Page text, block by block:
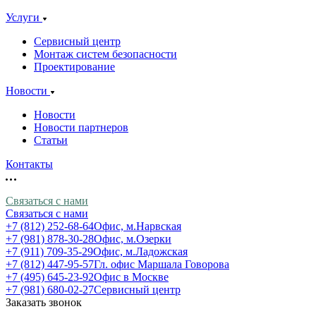
Услуги
Сервисный центр
Монтаж систем безопасности
Проектирование
Новости
Новости
Новости партнеров
Статьи
Контакты
Связаться с нами
Связаться с нами
+7 (812) 252-68-64Офис, м.Нарвская
+7 (981) 878-30-28Офис, м.Озерки
+7 (911) 709-35-29Офис, м.Ладожская
+7 (812) 447-95-57Гл. офис Маршала Говорова
+7 (495) 645-23-92Офис в Москве
+7 (981) 680-02-27Сервисный центр
Заказать звонок